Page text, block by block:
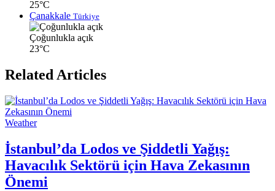
25°C
Çanakkale Türkiye
Çoğunlukla açık
23°C
Related Articles
Weather
İstanbul’da Lodos ve Şiddetli Yağış:
Havacılık Sektörü için Hava Zekasının
Önemi